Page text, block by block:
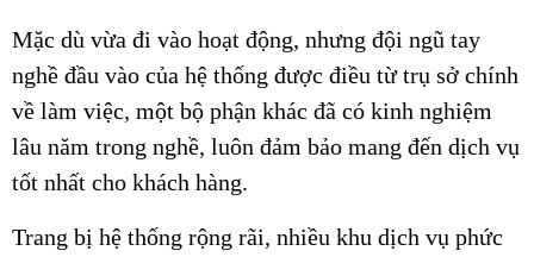
Mặc dù vừa đi vào hoạt động, nhưng đội ngũ tay
nghề đầu vào của hệ thống được điều từ trụ sở chính
về làm việc, một bộ phận khác đã có kinh nghiệm
lâu năm trong nghề, luôn đảm bảo mang đến dịch vụ
tốt nhất cho khách hàng.
Trang bị hệ thống rộng rãi, nhiều khu dịch vụ phức